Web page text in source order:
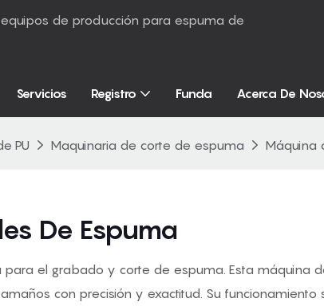
de producción para espuma de
Servicios Registro Funda Acerca De
PU Maquinaria de corte de espuma Máquina
De Espuma
para el grabado y corte de espuma. Esta máquina
con precisión y exactitud. Su